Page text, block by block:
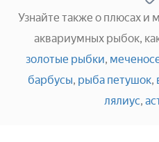
Узнайте также о плюсах и
аквариумных рыбок,
золотые рыбки,
барбусы, рыба петушок,
лялиус,